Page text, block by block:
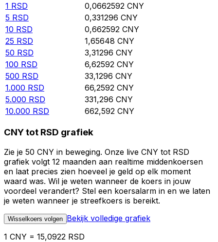
1 RSD 0,0662592 CNY
5 RSD 0,331296 CNY
10 RSD 0,662592 CNY
25 RSD 1,65648 CNY
50 RSD 3,31296 CNY
100 RSD 6,62592 CNY
500 RSD 33,1296 CNY
1.000 RSD 66,2592 CNY
5.000 RSD 331,296 CNY
10.000 RSD 662,592 CNY
CNY tot RSD grafiek
Zie je 50 CNY in beweging. Onze live CNY tot RSD
grafiek volgt 12 maanden aan realtime middenkoersen
en laat precies zien hoeveel je geld op elk moment
waard was. Wil je weten wanneer de koers in jouw
voordeel verandert? Stel een koersalarm in en we laten
je weten wanneer je streefkoers is bereikt.
Wisselkoers volgen Bekijk volledige grafiek
1 CNY = 15,0922 RSD